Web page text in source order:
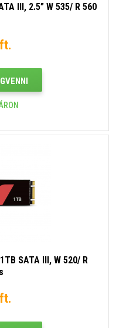
III, 2.5” W 535/ R 560
SATA III, W 520/ R